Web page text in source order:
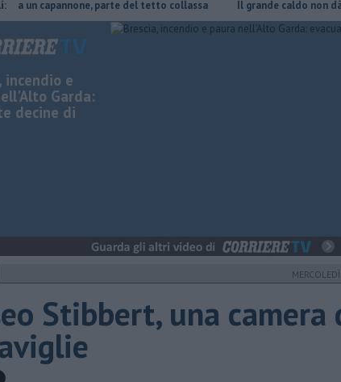
capannone, parte del tetto collassa Il grande caldo non dà
incendio e
Garda:
decine di
MERCOLEDÌ
Stibbert, una camera